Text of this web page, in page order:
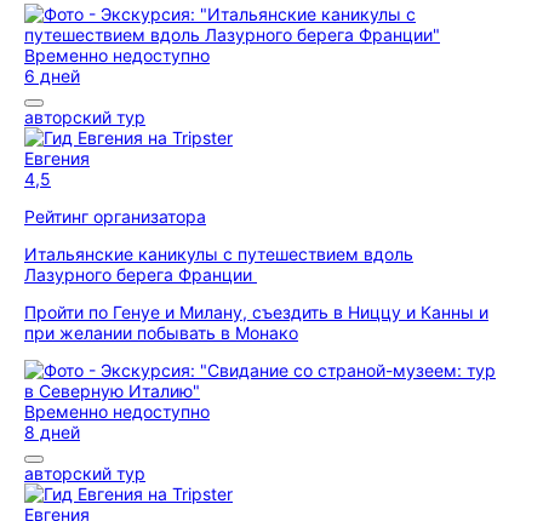
Временно недоступно
6 дней
авторский тур
Евгения
4,5
Рейтинг организатора
Итальянские каникулы с путешествием вдоль
Лазурного берега Франции
Пройти по Генуе и Милану, съездить в Ниццу и Канны и
при желании побывать в Монако
Временно недоступно
8 дней
авторский тур
Евгения